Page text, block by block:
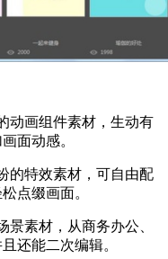
动画组件素材，生动有
面动感。
的特效素材，可自由配
点缀画面。
素材，从商务办公、
还能二次编辑。